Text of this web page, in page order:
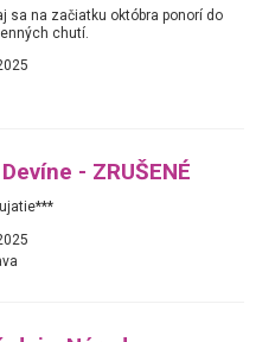
sa na začiatku októbra ponorí do
chutí.
- ZRUŠENÉ